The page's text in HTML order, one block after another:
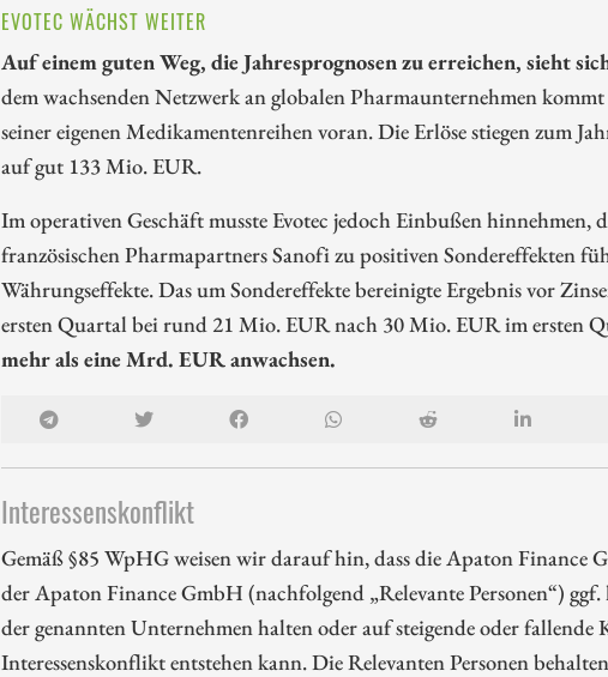
EVOTEC WÄCHST WEITER
Auf einem guten Weg, die Jahresprognosen zu erreichen, sieht
dem wachsenden Netzwerk an globalen Pharmaunternehmen
seiner eigenen Medikamentenreihen voran. Die Erlöse stiegen zum
auf gut 133 Mio. EUR.
Im operativen Geschäft musste Evotec jedoch Einbußen hinnehmen,
französischen Pharmapartners Sanofi zu positiven Sondereffekten
Währungseffekte. Das um Sondereffekte bereinigte Ergebnis vor
ersten Quartal bei rund 21 Mio. EUR nach 30 Mio. EUR im ersten
mehr als eine Mrd. EUR anwachsen.
Interessenskonflikt
Gemäß §85 WpHG weisen wir darauf hin, dass die Apaton
der Apaton Finance GmbH (nachfolgend „Relevante Personen“)
der genannten Unternehmen halten oder auf steigende oder
Interessenskonflikt entstehen kann. Die Relevanten Personen